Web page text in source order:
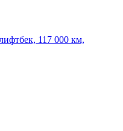
117 000 км,